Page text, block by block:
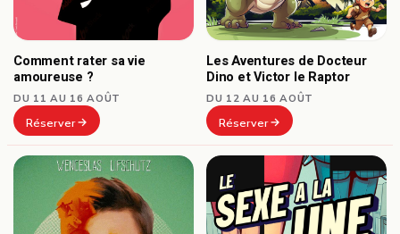
Comment rater sa vie
amoureuse ?
DU 11 AU 16 AOÛT
Réserver
Les Aventures de Docteur
Dino et Victor le Raptor
DU 12 AU 16 AOÛT
Réserver